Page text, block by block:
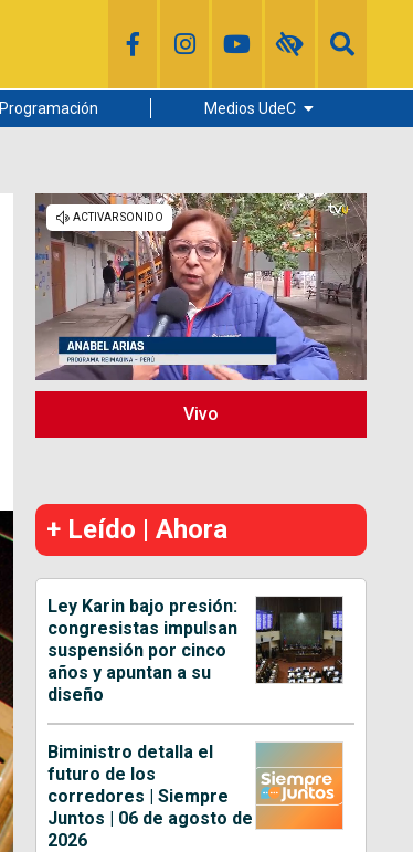
Programación Medios UdeC
Radio UdeC
Noticias UdeC
La Discusión
Vivo
+ Leído | Ahora
Ley Karin bajo presión:
congresistas impulsan
suspensión por cinco
años y apuntan a su
diseño
Biministro detalla el
futuro de los
corredores | Siempre
Juntos | 06 de agosto de
2026